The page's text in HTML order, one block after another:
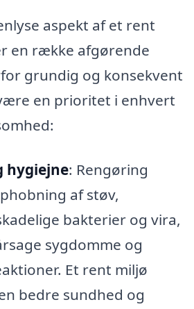
aspekt af et rent
en række afgørende
grundig og konsekvent
en prioritet i enhvert
hygiejne: Rengøring
af støv,
bakterier og vira,
sygdomme og
Et rent miljø
bedre sundhed og